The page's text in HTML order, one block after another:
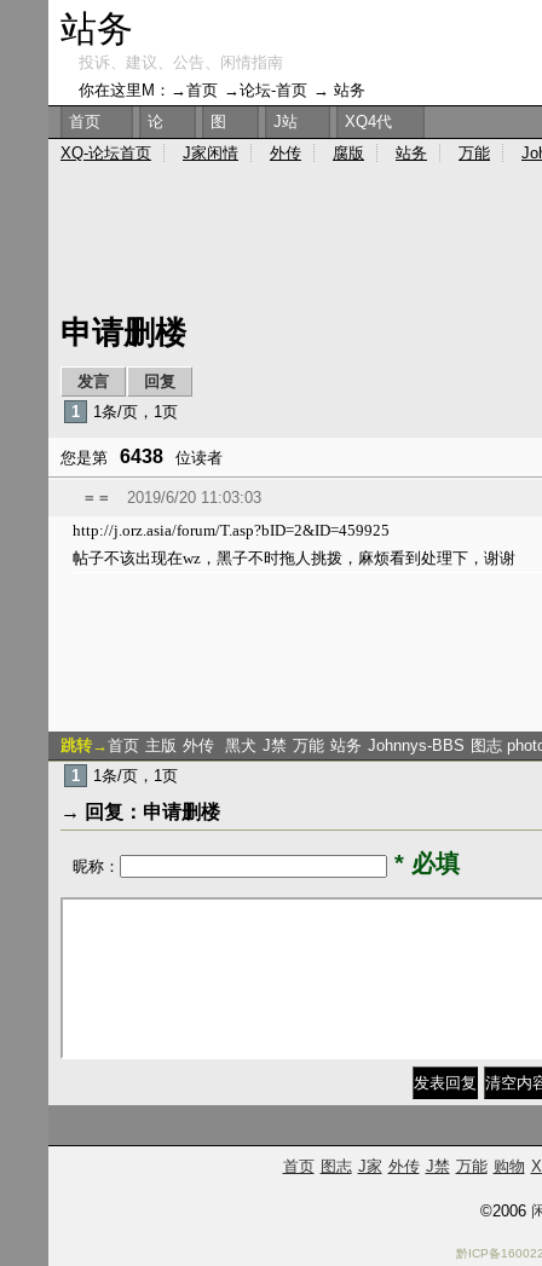
申请删楼
发言
回复
1
1条/页，1页
您是第 6438 位读者
= =
2019/6/20 11:03:03
http://j.orz.asia/forum/T.asp?bID=2&ID=459925
帖子不该出现在wz，黑子不时拖人挑拨，麻烦看到处理下，谢谢
跳转→首页 主版 外传 黑犬 J禁 万能 站务 Johnnys-BBS 图志
1
1条/页，1页
→ 回复：申请删楼
昵称： * 必填
清空内
站务
投诉、建议、公告、闲情指南
你在这里M：→首页 →论坛-首页 → 站务
首页
论 图 J站
XQ4代
XQ-论坛首页
J家闲情 外传 腐版 站务 万能
首页 图志 J家 外传 J禁 万能 购物
©2006
黔ICP备